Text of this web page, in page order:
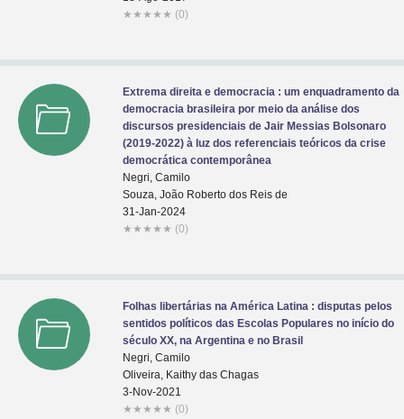
★ ★ ★ ★ ★ (0)
Extrema direita e democracia : um enquadramento da
democracia brasileira por meio da análise dos
discursos presidenciais de Jair Messias Bolsonaro
(2019-2022) à luz dos referenciais teóricos da crise
democrática contemporânea
Negri, Camilo
Souza, João Roberto dos Reis de
31-Jan-2024
★ ★ ★ ★ ★ (0)
Folhas libertárias na América Latina : disputas pelos
sentidos políticos das Escolas Populares no início do
século XX, na Argentina e no Brasil
Negri, Camilo
Oliveira, Kaithy das Chagas
3-Nov-2021
★ ★ ★ ★ ★ (0)